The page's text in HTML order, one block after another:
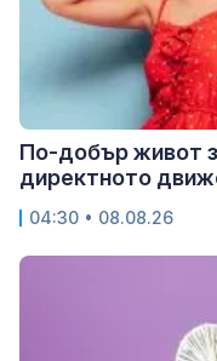
По-добър живот
директното
04:30 • 08.08.26